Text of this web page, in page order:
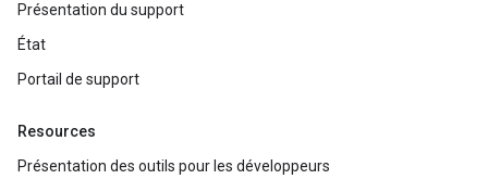
Présentation du support
État
Portail de support
Resources
Présentation des outils pour les développeurs